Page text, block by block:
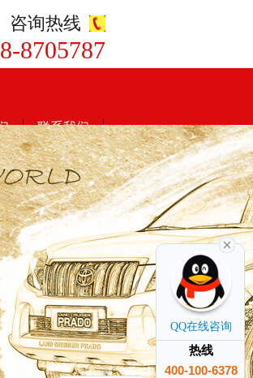
咨询热线
8705787
联系我们
QQ在线咨询
热线
400-100-6378